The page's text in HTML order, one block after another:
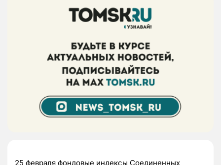
25 февраля фондовые индексы Соединенных